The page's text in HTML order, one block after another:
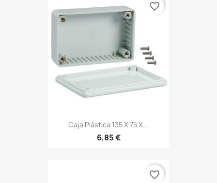
Caja Plástica 135 X 75 X...
6,85 €
favorite_border
favorite_border